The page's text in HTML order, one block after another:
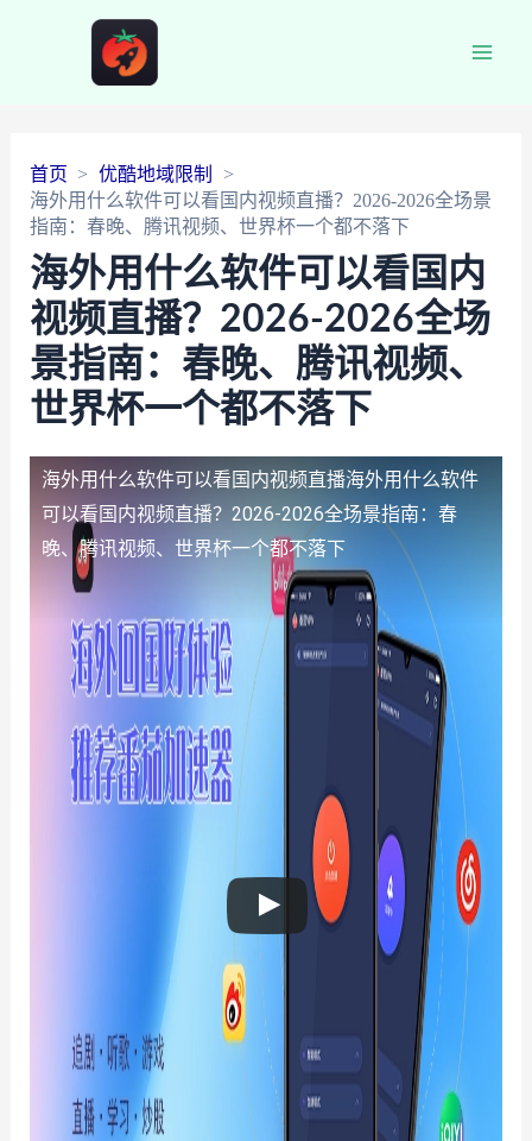
首页
优酷地域限制
海外用什么软件可以看国内视频直播？2026-2026全场景
指南：春晚、腾讯视频、世界杯一个都不落下
海外用什么软件可以看国内
视频直播？2026-2026全场
景指南：春晚、腾讯视频、
世界杯一个都不落下
海外用什么软件可以看国内视频直播海外用什么软件
可以看国内视频直播？2026-2026全场景指南：春
晚、腾讯视频、世界杯一个都不落下